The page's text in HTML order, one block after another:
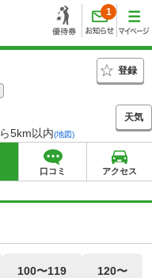
1
登録
5km以内(地図)
天気
口コミ アクセス
100〜119 120〜